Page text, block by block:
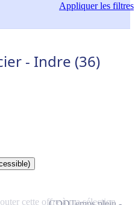
Appliquerles filtres
- Indre (36)
cette offre à ma sélection